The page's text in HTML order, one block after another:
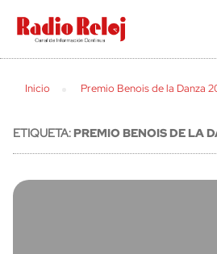
cerrar
Inicio Premio Benois de la Danza
ETIQUETA:PREMIO BENOIS DE LA